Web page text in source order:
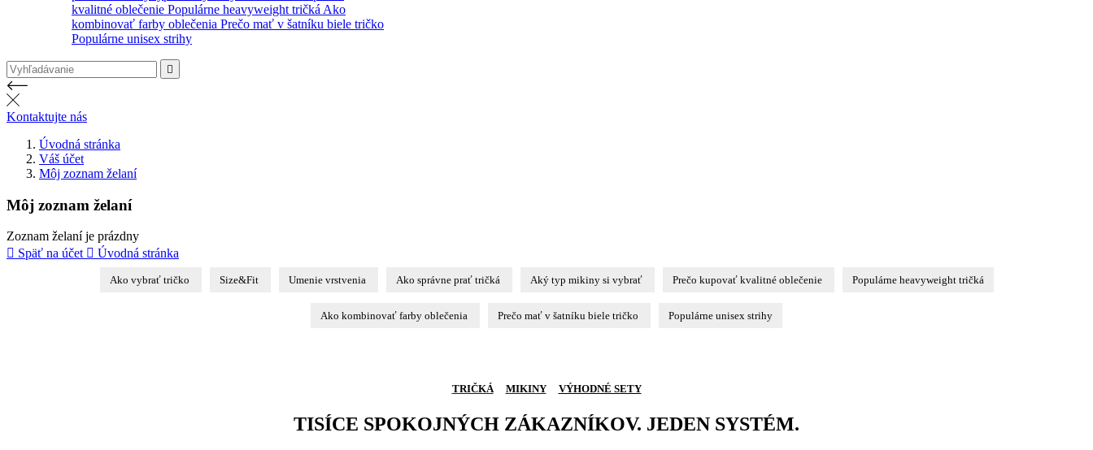
kvalitné oblečenie Populárne heavyweight tričká Ako
kombinovať farby oblečenia Prečo mať v šatníku biele tričko
Populárne unisex strihy

Kontaktujte nás
Úvodná stránka
Váš účet
Môj zoznam želaní
Môj zoznam želaní
Zoznam želaní je prázdny
 Späť na účet  Úvodná stránka
Ako vybrať tričko Size&Fit Umenie vrstvenia Ako správne prať tričká Aký typ mikiny si vybrať Prečo kupovať kvalitné oblečenie Populárne heavyweight tričká
Ako kombinovať farby oblečenia Prečo mať v šatníku biele tričko Populárne unisex strihy
TRIČKÁ MIKINY VÝHODNÉ SETY
TISÍCE SPOKOJNÝCH ZÁKAZNÍKOV. JEDEN SYSTÉM.